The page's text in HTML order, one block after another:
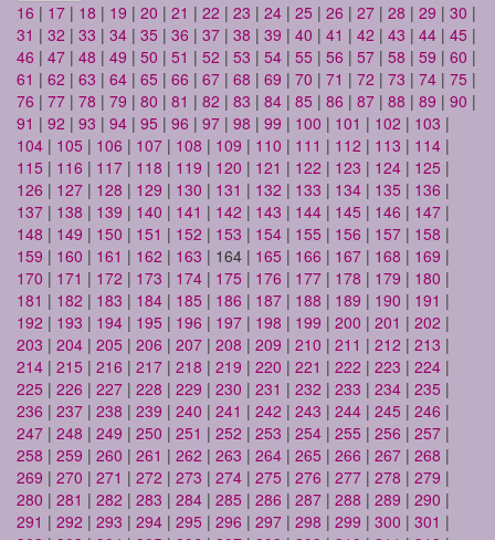
16 | 17 | 18 | 19 | 20 | 21 | 22 | 23 | 24 | 25 | 26 | 27 | 28 | 29 | 30 |
31 | 32 | 33 | 34 | 35 | 36 | 37 | 38 | 39 | 40 | 41 | 42 | 43 | 44 | 45 |
46 | 47 | 48 | 49 | 50 | 51 | 52 | 53 | 54 | 55 | 56 | 57 | 58 | 59 | 60 |
61 | 62 | 63 | 64 | 65 | 66 | 67 | 68 | 69 | 70 | 71 | 72 | 73 | 74 | 75 |
76 | 77 | 78 | 79 | 80 | 81 | 82 | 83 | 84 | 85 | 86 | 87 | 88 | 89 | 90 |
91 | 92 | 93 | 94 | 95 | 96 | 97 | 98 | 99 | 100 | 101 | 102 | 103 |
104 | 105 | 106 | 107 | 108 | 109 | 110 | 111 | 112 | 113 | 114 |
115 | 116 | 117 | 118 | 119 | 120 | 121 | 122 | 123 | 124 | 125 |
126 | 127 | 128 | 129 | 130 | 131 | 132 | 133 | 134 | 135 | 136 |
137 | 138 | 139 | 140 | 141 | 142 | 143 | 144 | 145 | 146 | 147 |
148 | 149 | 150 | 151 | 152 | 153 | 154 | 155 | 156 | 157 | 158 |
159 | 160 | 161 | 162 | 163 | 164 | 165 | 166 | 167 | 168 | 169 |
170 | 171 | 172 | 173 | 174 | 175 | 176 | 177 | 178 | 179 | 180 |
181 | 182 | 183 | 184 | 185 | 186 | 187 | 188 | 189 | 190 | 191 |
192 | 193 | 194 | 195 | 196 | 197 | 198 | 199 | 200 | 201 | 202 |
203 | 204 | 205 | 206 | 207 | 208 | 209 | 210 | 211 | 212 | 213 |
214 | 215 | 216 | 217 | 218 | 219 | 220 | 221 | 222 | 223 | 224 |
225 | 226 | 227 | 228 | 229 | 230 | 231 | 232 | 233 | 234 | 235 |
236 | 237 | 238 | 239 | 240 | 241 | 242 | 243 | 244 | 245 | 246 |
247 | 248 | 249 | 250 | 251 | 252 | 253 | 254 | 255 | 256 | 257 |
258 | 259 | 260 | 261 | 262 | 263 | 264 | 265 | 266 | 267 | 268 |
269 | 270 | 271 | 272 | 273 | 274 | 275 | 276 | 277 | 278 | 279 |
280 | 281 | 282 | 283 | 284 | 285 | 286 | 287 | 288 | 289 | 290 |
291 | 292 | 293 | 294 | 295 | 296 | 297 | 298 | 299 | 300 | 301 |